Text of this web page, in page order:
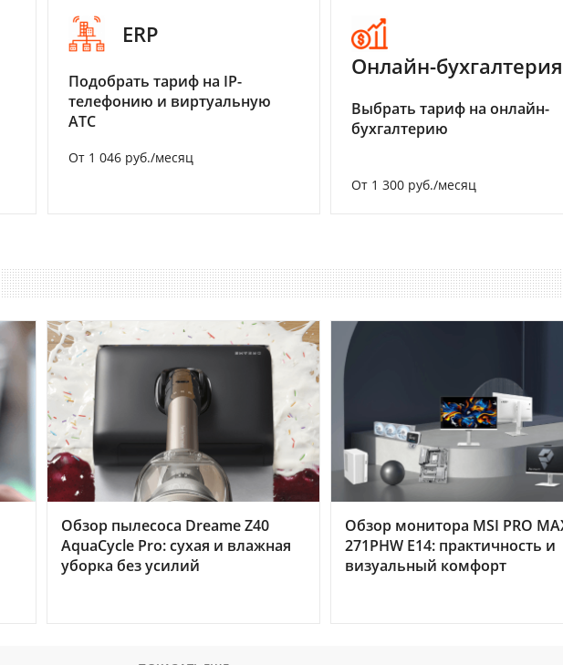
ERP
Подобрать тариф на IP-
телефонию и виртуальную
АТС
От 1 046 руб./месяц
Онлайн-бухгалтерия
Выбрать тариф на онлайн-
бухгалтерию
От 1 300 руб./месяц
Обзор пылесоса Dreame Z40
AquaCycle Pro: сухая и влажная
уборка без усилий
Обзор монитора MSI PRO
271PHW E14: практичность и
визуальный комфорт